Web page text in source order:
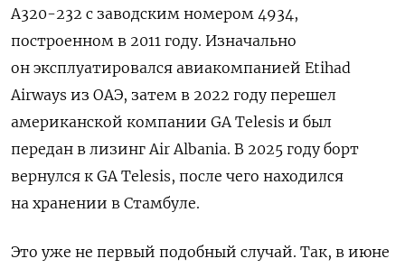
A320-232 с заводским номером 4934,
построенном в 2011 году. Изначально
он эксплуатировался авиакомпанией Etihad
Airways из ОАЭ, затем в 2022 году перешел
американской компании GA Telesis и был
передан в лизинг Air Albania. В 2025 году борт
вернулся к GA Telesis, после чего находился
на хранении в Стамбуле.
Это уже не первый подобный случай. Так, в июне